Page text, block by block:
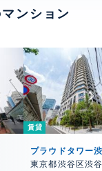
ンション
賃貸
プラウドタワー
東京都渋谷区渋